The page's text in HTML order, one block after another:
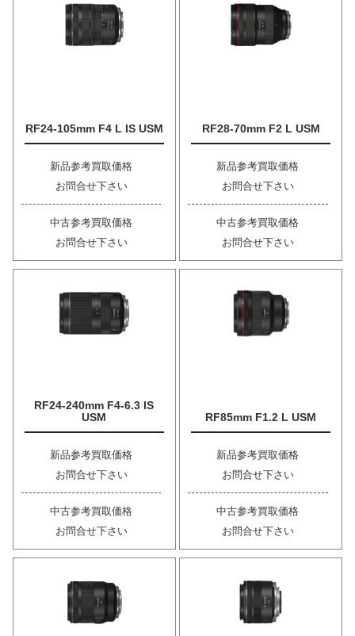
RF24-105mm F4 L IS USM
新品参考買取価格
お問合せ下さい
中古参考買取価格
お問合せ下さい
RF28-70mm F2 L USM
新品参考買取価格
お問合せ下さい
中古参考買取価格
お問合せ下さい
RF24-240mm F4-6.3 IS
USM
新品参考買取価格
お問合せ下さい
中古参考買取価格
お問合せ下さい
RF85mm F1.2 L USM
新品参考買取価格
お問合せ下さい
中古参考買取価格
お問合せ下さい